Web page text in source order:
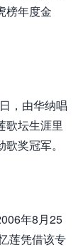
榜年度金
，由华纳唱
歌坛生涯里
奖冠军。
年8月25
莲凭借该专